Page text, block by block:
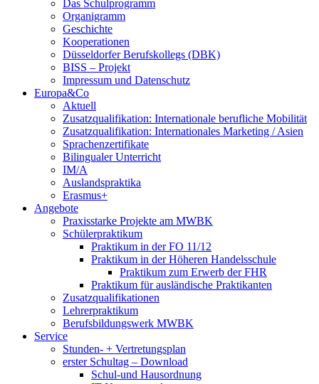
Das Schulprogramm
Organigramm
Geschichte
Kooperationen
Düsseldorfer Berufskollegs (DBK)
BISS – Projekt
Impressum und Datenschutz
Europa&Co
Aktuell
Zusatzqualifikation: Internationale berufliche Mobilität
Zusatzqualifikation: Internationales Marketing / Asien
Sprachenzertifikate
Bilingualer Unterricht
IM/A
Auslandspraktika
Erasmus+
Angebote
Praxisstarke Projekte am MWBK
Schülerpraktikum
Praktikum in der FO 11/12
Praktikum in der Höheren Handelsschule
Praktikum zum Erwerb der FHR
Praktikum für ausländische Praktikanten
Zusatzqualifikationen
Lehrerpraktikum
Berufsbildungswerk MWBK
Service
Stunden- + Vertretungsplan
erster Schultag – Download
Schul-und Hausordnung